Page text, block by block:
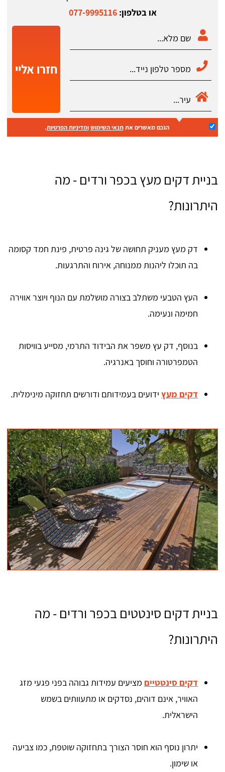
או בטלפון:077-9995116
חזרו אליי
הנכם מאשרים אתתנאי השימוש ומדיניות הפרטיות.
בניית דקים מעץ בכפר ורדים - מה
היתרונות?
דק מעץ מעניק תחושה של גינה פרטית, פינת חמד קסומה
בה תוכלו ליהנות ממנוחה, אירוח והתרגעות.
העץ הטבעי משתלב בצורה מושלמת עם הנוף ויוצר אווירה
חמימה ונעימה.
בנוסף, דק עץ משפר את הבידוד התרמי, מסייע בוויסות
הטמפרטורה וחוסך באנרגיה.
דקים מעץ ידועים בעמידותם ודורשים תחזוקה מינימלית.
בניית דקים סינטטים בכפר ורדים - מה
היתרונות?
דקים סינטטיים מציעים עמידות גבוהה בפני פגעי מזג
האוויר, אינם דוהים, נסדקים או מתעוותים בשמש
הישראלית.
יתרון נוסף הוא חוסר הצורך בתחזוקה שוטפת, כמו צביעה
או שימון.